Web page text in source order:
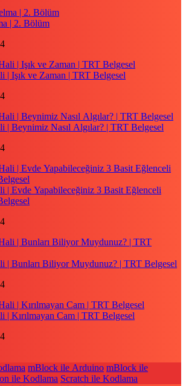
| 2. Bölüm
Işık ve Zaman | TRT Belgesel
| Beynimiz Nasıl Algılar? | TRT Belgesel
| Evde Yapabileceğiniz 3 Basit Eğlenceli
| Bunları Biliyor Muydunuz? | TRT Belgesel
Kırılmayan Cam | TRT Belgesel
mBlock ile Arduino mBlock ile
ile Kodlama Scratch ile Kodlama